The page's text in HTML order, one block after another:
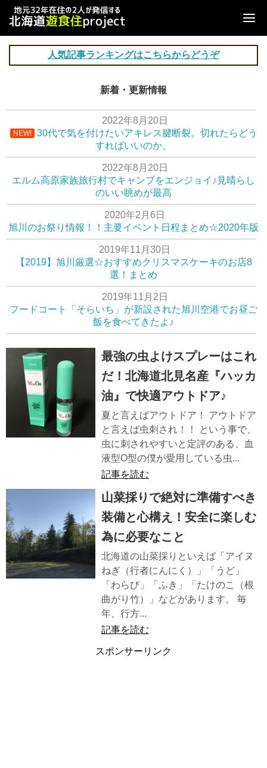
人気記事ランキングはこちらからどうぞ
新着・更新情報
2022年8月20日
NEW! 30代で気を付けたいアキレス腱断裂。切れたらどう
すればいいのか。
2022年8月20日
エルム高原家族旅行村でキャンプをエンジョイ♪見晴らし
のいい眺めが最高
2020年2月6日
旭川のお祭り情報！！主要イベント日程まとめ☆2020年版
2019年11月30日
【2019】旭川厳選☆おすすめクリスマスケーキのお店8
選！まとめ
2019年11月2日
フードコート「そらいち」が新設された旭川空港でお昼ご
飯を食べてきたよ♪
最強の虫よけスプレーはこれ
だ！北海道北見名産『ハッカ
油』で快適アウトドア♪
夏と言えばアウトドア！ アウトドア
と言えば虫刺され！！ という事で、
虫に刺されやすいと定評のある、血
液型O型の僕が愛用している虫...
記事を読む
山菜採りで絶対に準備すべき
装備と心構え！安全に楽しむ
為に必要なこと
北海道の山菜採りといえば「アイヌ
ねぎ（行者にんにく）」「うど」
「わらび」「ふき」「たけのこ（根
曲がり竹）」などがあります。 毎
年、行方...
記事を読む
スポンサーリンク